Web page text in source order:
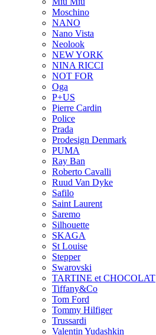
Moschino
NANO
Nano Vista
Neolook
NEW YORK
NINA RICCI
NOT FOR
Oga
P+US
Pierre Cardin
Police
Prada
Prodesign Denmark
PUMA
Ray Ban
Roberto Cavalli
Ruud Van Dyke
Safilo
Saint Laurent
Saremo
Silhouette
SKAGA
St Louise
Stepper
Swarovski
TARTINE et CHOCOLAT
Tiffany&Co
Tom Ford
Tommy Hilfiger
Trussardi
Valentin Yudashkin